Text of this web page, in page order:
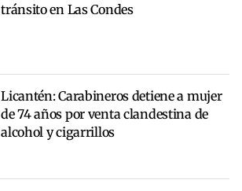
tránsito en Las Condes
Licantén: Carabineros detiene a mujer
de 74 años por venta clandestina de
alcohol y cigarrillos